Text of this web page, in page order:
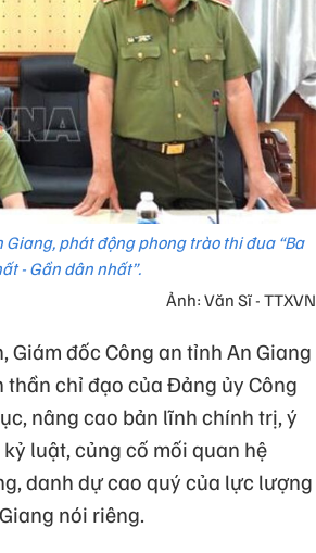
phát động phong trào thi đua “Ba
- Gần dân nhất”.
Ảnh: Văn Sĩ - TTXVN
đốc Công an tỉnh An Giang
chỉ đạo của Đảng ủy Công
nâng cao bản lĩnh chính trị, ý
luật, củng cố mối quan hệ
danh dự cao quý của lực lượng
nói riêng.